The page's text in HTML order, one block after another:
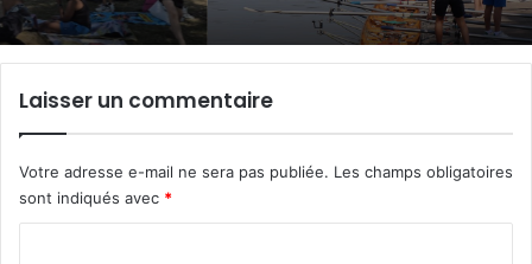
Laisser un commentaire
Votre adresse e-mail ne sera pas publiée. Les champs obligatoires
sont indiqués avec *